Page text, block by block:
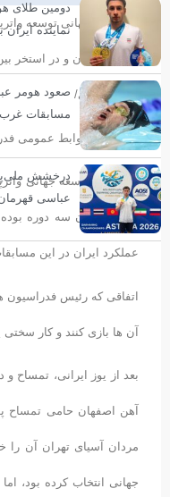
مسابقات جهانی توسعه
میزبانی ایران و در استخر بین‌المللی 9 دی
سعیده فتحی/
به گزارش روابط عمومی
عملکرد ایران در این مسابقات کسب مدال برنز سال ۲۰۰۷ و نقره ۲۰۱۱ است و
اتفاقی که رئیس فدراسیون
آن ها بازی کنند و کار
بعد از یوز ایرانی، تمساح
آهن اصفهان حامی تمساح
مردان آسیای تهران آن را
جهانی انتخاب کرده بود،
دومین طلای
نماینده
مسابقات غرب
درخشش
عباسی قهرمان ۱۰۰ متر کرال پشت غرب آسیا